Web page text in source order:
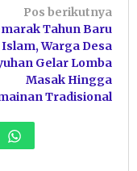
Pos berikutnya
Tahun Baru
Islam, Warga Desa
Gelar Lomba
Masak Hingga
Tradisional